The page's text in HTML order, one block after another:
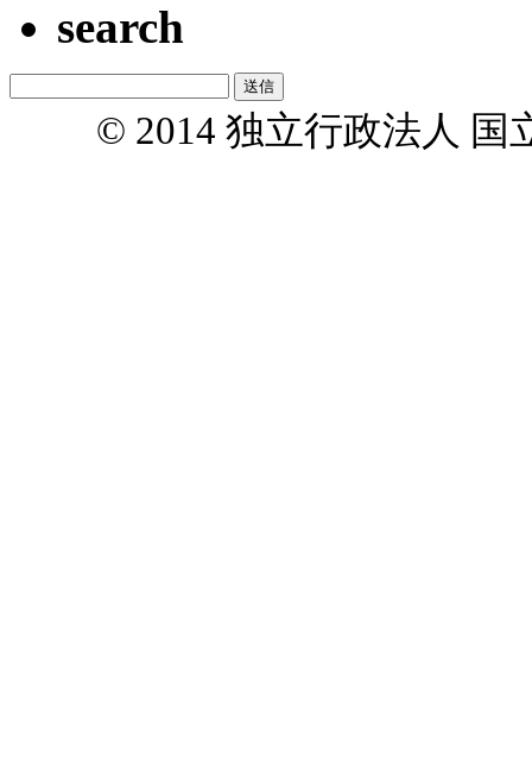
search
© 2014 独立行政法人 国